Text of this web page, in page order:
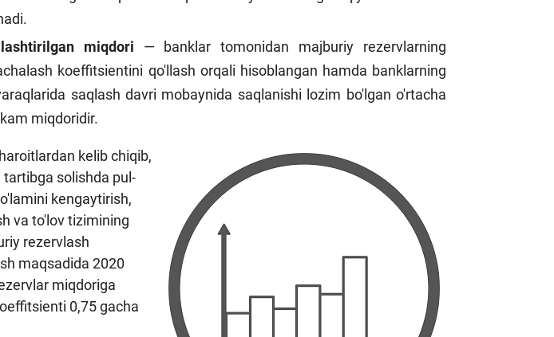
miqdori — banklar tomonidan majburiy rezervlarning
koeffitsientini qo'llash orqali hisoblangan hamda banklarning
saqlash davri mobaynida saqlanishi lozim bo'lgan o'rtacha
miqdoridir.
kelib chiqib,
solishda pul-
kengaytirish,
va to'lov tizimining
rezervlash
maqsadida 2020
miqdoriga
0,75 gacha